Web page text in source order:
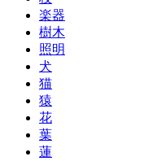
楽器
樹木
照明
犬
猫
猿
花
葉
蓮